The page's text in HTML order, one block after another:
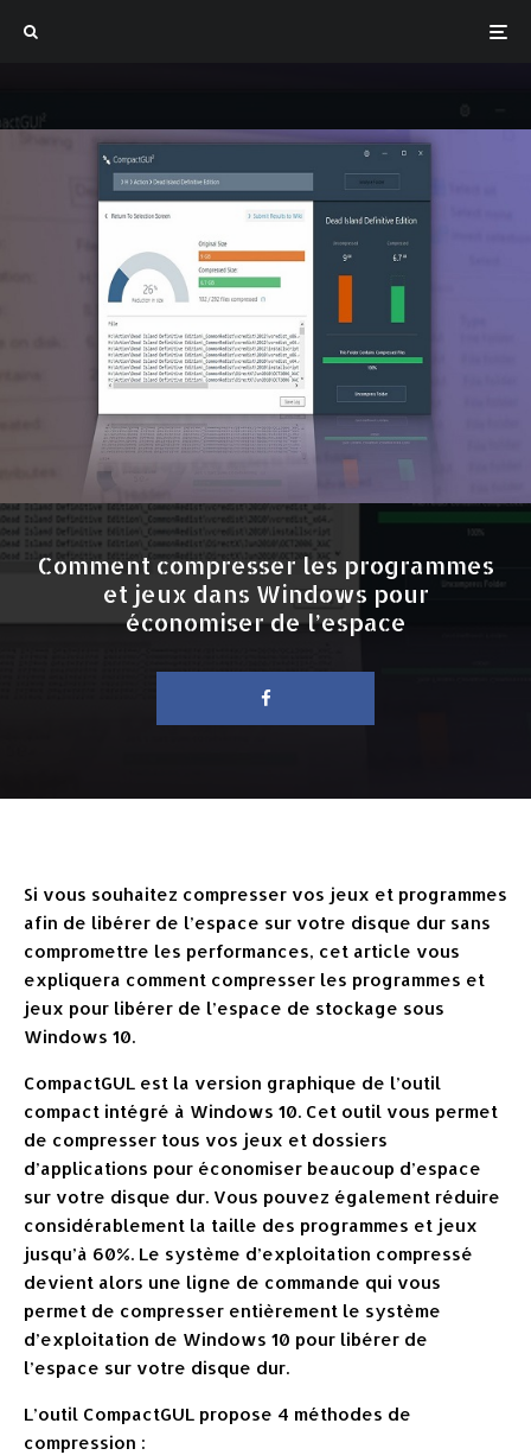
Comment compresser les programmes
et jeux dans Windows pour
économiser de l’espace
Si vous souhaitez compresser vos jeux et programmes
afin de libérer de l’espace sur votre disque dur sans
compromettre les performances, cet article vous
expliquera comment compresser les programmes et
jeux pour libérer de l’espace de stockage sous
Windows 10.
CompactGUL est la version graphique de l’outil
compact intégré à Windows 10. Cet outil vous permet
de compresser tous vos jeux et dossiers
d’applications pour économiser beaucoup d’espace
sur votre disque dur. Vous pouvez également réduire
considérablement la taille des programmes et jeux
jusqu’à 60%. Le système d’exploitation compressé
devient alors une ligne de commande qui vous
permet de compresser entièrement le système
d’exploitation de Windows 10 pour libérer de
l’espace sur votre disque dur.
L’outil CompactGUL propose 4 méthodes de
compression :